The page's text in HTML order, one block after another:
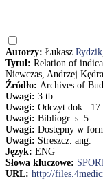
Autorzy: Łukasz Rydzik
Tytuł: Relation of
Niewczas, Andrzej
Źródło: Archives of
Uwagi: 3 tb.
Uwagi: Odczyt dok.:
Uwagi: Bibliogr. s. 5
Uwagi: Dostępny w
Uwagi: Streszcz. ang.
Język: ENG
Słowa kluczowe:
URL: http://